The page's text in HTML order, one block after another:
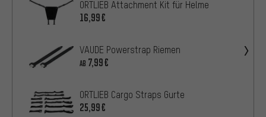
ORTLIEB Attachment Kit für Helme
16,99€
VAUDE Powerstrap Riemen
AB 7,99€
ORTLIEB Cargo Straps Gurte
25,99€